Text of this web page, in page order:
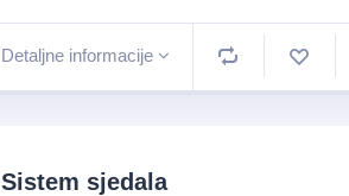
Detaljne informacije
Sistem sjedala